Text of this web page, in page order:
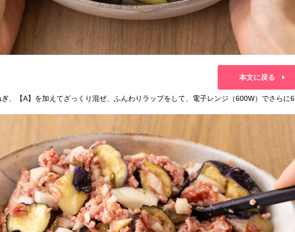
本文に戻る
、【A】を加えてざっくり混ぜ、ふんわりラップをして、電子レンジ（600W）でさらに6